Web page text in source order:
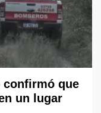
que
un lugar